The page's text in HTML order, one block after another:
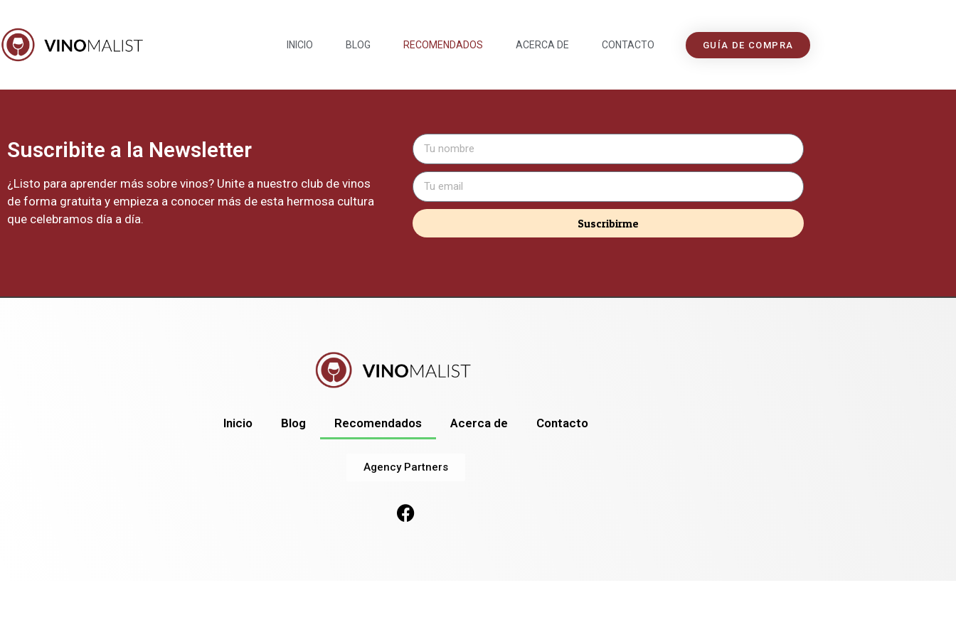
INICIO BLOG RECOMENDADOS ACERCA DE CONTACTO GUÍA DE COMPRA
Suscribite a la Newsletter
¿Listo para aprender más sobre vinos? Unite a nuestro club de vinos
de forma gratuita y empieza a conocer más de esta hermosa cultura
que celebramos día a día.
Suscribirme
Inicio Blog Recomendados Acerca de Contacto
Agency Partners